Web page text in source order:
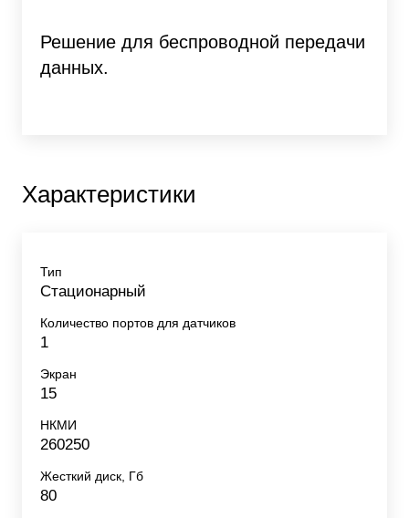
Решение для беспроводной передачи
данных.
Характеристики
Тип
Стационарный
Количество портов для датчиков
1
Экран
15
НКМИ
260250
Жесткий диск, Гб
80